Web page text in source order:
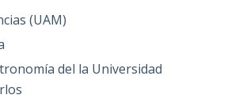
(UAM)
del la Universidad